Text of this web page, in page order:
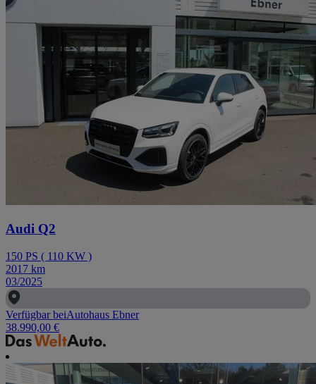
Audi Q2
150 PS ( 110 KW )
2017 km
03/2025
Verfügbar beiAutohaus Ebner
38.990,00 €